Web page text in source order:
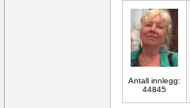
Antall innlegg:
44845